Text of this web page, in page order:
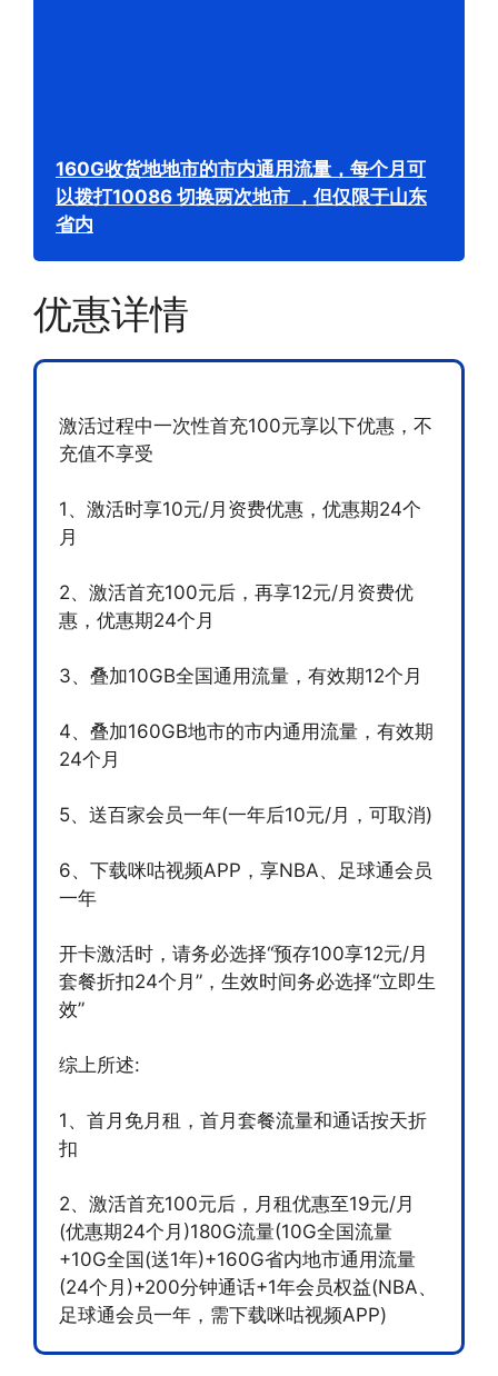
160G收货地地市的市内通用流量，每个月可
以拨打10086 切换两次地市 ，但仅限于山东
省内
优惠详情
激活过程中一次性首充100元享以下优惠，不
充值不享受
1、激活时享10元/月资费优惠，优惠期24个
月
2、激活首充100元后，再享12元/月资费优
惠，优惠期24个月
3、叠加10GB全国通用流量，有效期12个月
4、叠加160GB地市的市内通用流量，有效期
24个月
5、送百家会员一年(一年后10元/月，可取消)
6、下载咪咕视频APP，享NBA、足球通会员
一年
开卡激活时，请务必选择“预存100享12元/月
套餐折扣24个月”，生效时间务必选择“立即生
效”
综上所述:
1、首月免月租，首月套餐流量和通话按天折
扣
2、激活首充100元后，月租优惠至19元/月
(优惠期24个月)180G流量(10G全国流量
+10G全国(送1年)+160G省内地市通用流量
(24个月)+200分钟通话+1年会员权益(NBA、
足球通会员一年，需下载咪咕视频APP)